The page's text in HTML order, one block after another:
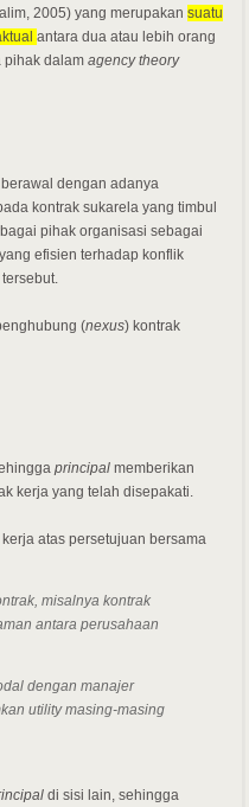
2005) yang merupakansuatu
antara dua atau lebih orang
pihak dalamagency theory
dengan adanya
kontrak sukarela yang timbul
pihak organisasi sebagai
efisien terhadap konflik
(nexus) kontrak
principal memberikan
kerja yang telah disepakati.
atas persetujuan bersama
misalnya kontrak
antara perusahaan
dengan manajer
utility masing-masing
di sisi lain, sehingga